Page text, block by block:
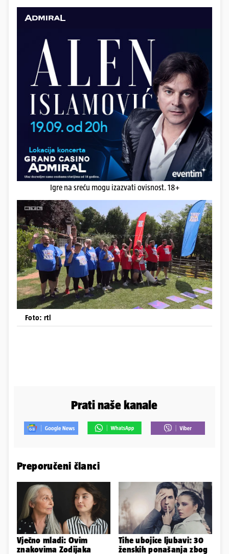
Igre na sreću mogu izazvati ovisnost. 18+
Foto: rtl
Prati naše kanale
Preporučeni članci
Vječno mladi: Ovim
znakovima Zodijaka
Tihe ubojice ljubavi: 30
ženskih ponašanja zbog